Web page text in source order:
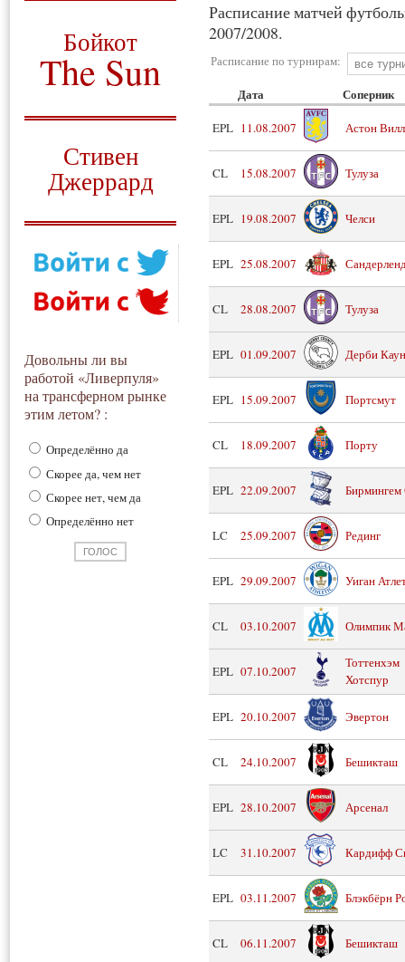
Бойкот
The Sun
Стивен
Джеррард
Довольны ли вы
работой «Ливерпуля»
на трансферном рынке
этим летом? :
Определённо да
Скорее да, чем нет
Скорее нет, чем да
Определённо нет
Расписание матчей
2007/2008.
Расписание по турнирам:
Дата Соперник
EPL 11.08.2007 Астон
CL 15.08.2007 Тулуза
EPL 19.08.2007 Челси
EPL 25.08.2007
CL 28.08.2007 Тулуза
EPL 01.09.2007 Дерби
EPL 15.09.2007 Портсмут
CL 18.09.2007 Порту
EPL 22.09.2007 Бирмингем
LC 25.09.2007 Рединг
EPL 29.09.2007 Уиган
CL 03.10.2007 Олимпик
EPL 07.10.2007
Тоттенхэм
Хотспур
EPL 20.10.2007 Эвертон
CL 24.10.2007 Бешикташ
EPL 28.10.2007 Арсенал
LC 31.10.2007 Кардифф
EPL 03.11.2007 Блэкбёрн
CL 06.11.2007 Бешикташ